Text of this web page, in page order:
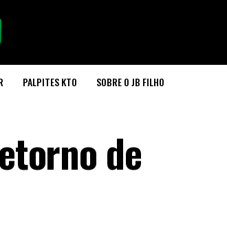
PALPITES KTO SOBRE O JB FILHO
de